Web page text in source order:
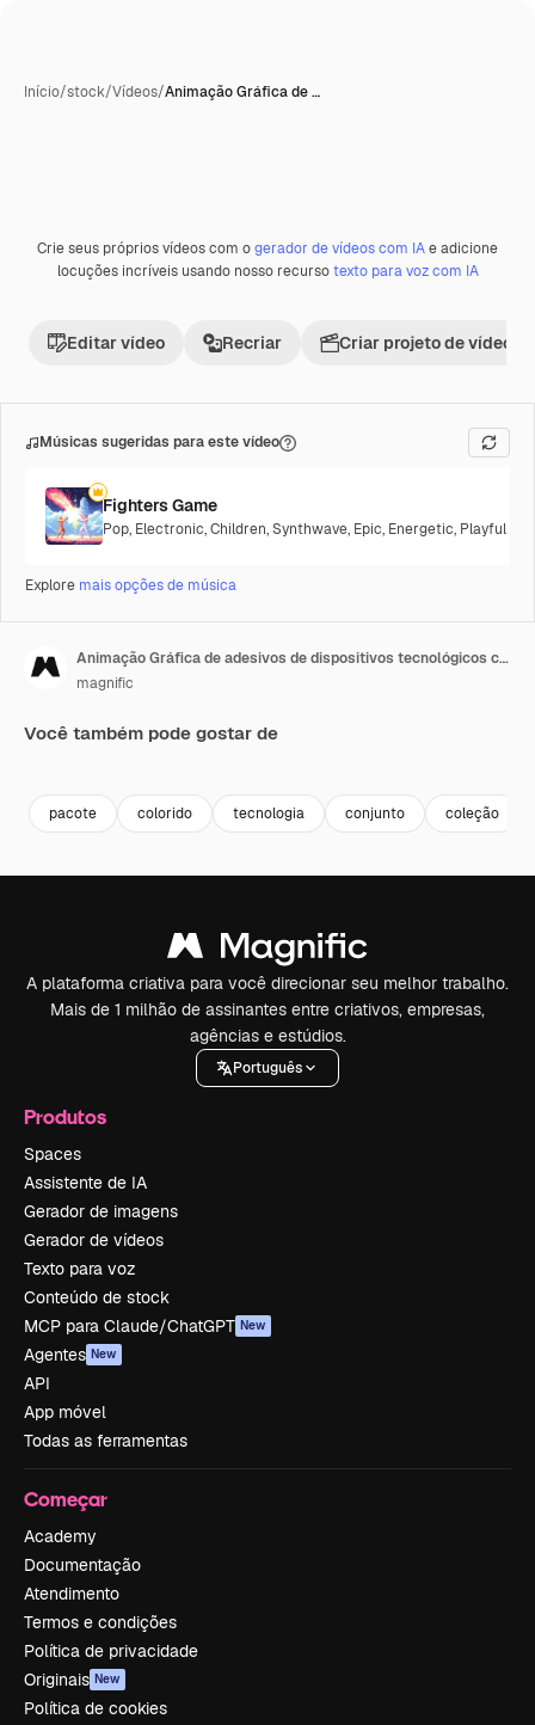
Início/stock/Vídeos/Animação Gráfica de …
Crie seus próprios vídeos com ogerador de vídeos com IAe adicione
locuções incríveis usando nosso recursotexto para voz com IA
Editar vídeo Recriar Criar projeto de vídeo
Músicas sugeridas para este vídeo
Fighters Game
Pop, Electronic,Children,Synthwave, Epic, Energetic, Playful
Explore mais opções de música
Animação Gráfica de adesivos de dispositivos tecnológicos com estilo ingênuo
magnific
Você também pode gostar de
pacote colorido tecnologia conjunto coleção
A plataforma criativa para você direcionar seu melhor trabalho.
Mais de 1 milhão de assinantes entre criativos, empresas,
agências e estúdios.
Português
Produtos
Spaces
Assistente de IA
Gerador de imagens
Gerador de vídeos
Texto para voz
Conteúdo de stock
MCP para Claude/ChatGPT New
Agentes New
API
App móvel
Todas as ferramentas
Começar
Academy
Documentação
Atendimento
Termos e condições
Política de privacidade
Originais New
Política de cookies